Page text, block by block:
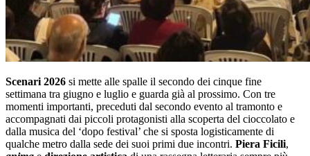
Scenari 2026 si mette alle spalle il secondo dei cinque fine
settimana tra giugno e luglio e guarda già al prossimo. Con tre
momenti importanti, preceduti dal secondo evento al tramonto e
accompagnati dai piccoli protagonisti alla scoperta del cioccolato e
dalla musica del ‘dopo festival’ che si sposta logisticamente di
qualche metro dalla sede dei suoi primi due incontri. Piera Ficili,